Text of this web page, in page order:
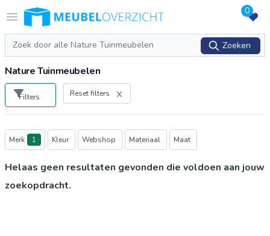
Open menu
Logo Meubeloverzicht.nl 0
Zoeken
Zoeken
Nature Tuinmeubelen
Filters Reset filters
Producten
Merk 1 Kleur Webshop Materiaal Maat
Helaas geen resultaten gevonden die voldoen aan jouw
zoekopdracht.